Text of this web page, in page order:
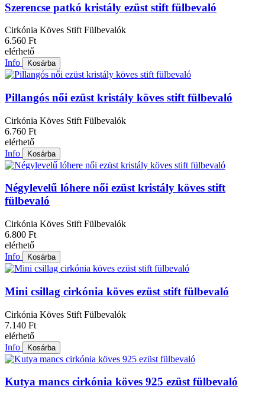
Szerencse patkó kristály ezüst stift fülbevaló
Cirkónia Köves Stift Fülbevalók
6.560 Ft
elérhető
Info
Kosárba
Pillangós női ezüst kristály köves stift fülbevaló
Cirkónia Köves Stift Fülbevalók
6.760 Ft
elérhető
Info
Kosárba
Négylevelű lóhere női ezüst kristály köves stift
fülbevaló
Cirkónia Köves Stift Fülbevalók
6.800 Ft
elérhető
Info
Kosárba
Mini csillag cirkónia köves ezüst stift fülbevaló
Cirkónia Köves Stift Fülbevalók
7.140 Ft
elérhető
Info
Kosárba
Kutya mancs cirkónia köves 925 ezüst fülbevaló